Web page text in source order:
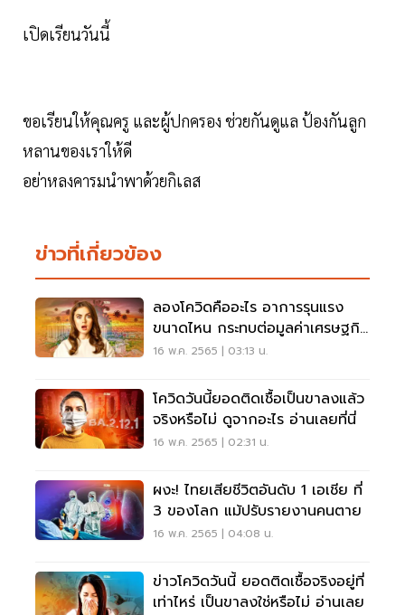
เปิดเรียนวันนี้
ขอเรียนให้คุณครู และผู้ปกครอง ช่วยกันดูแล ป้องกันลูก
หลานของเราให้ดี
อย่าหลงคารมนำพาด้วยกิเลส
ข่าวที่เกี่ยวข้อง
ลองโควิดคืออะไร อาการรุนแรง
ขนาดไหน กระทบต่อมูลค่าเศรษฐกิจ
อย่างไร อ่านเลย
16 พ.ค. 2565 | 03:13 น.
โควิดวันนี้ยอดติดเชื้อเป็นขาลงแล้ว
จริงหรือไม่ ดูจากอะไร อ่านเลยที่นี่
16 พ.ค. 2565 | 02:31 น.
ผงะ! ไทยเสียชีวิตอันดับ 1 เอเชีย ที่
3 ของโลก แม้ปรับรายงานคนตาย
16 พ.ค. 2565 | 04:08 น.
ข่าวโควิดวันนี้ ยอดติดเชื้อจริงอยู่ที่
เท่าไหร่ เป็นขาลงใช่หรือไม่ อ่านเลย